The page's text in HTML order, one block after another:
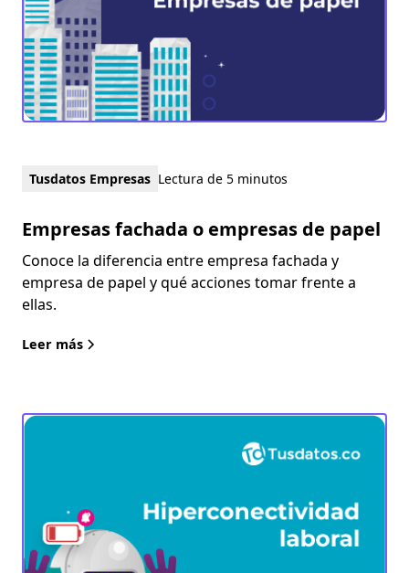
Tusdatos Empresas Lectura de 5 minutos
Empresas fachada o empresas de papel
Conoce la diferencia entre empresa fachada y
empresa de papel y qué acciones tomar frente a
ellas.
Leer más